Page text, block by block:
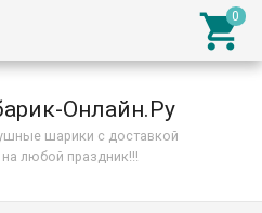

Онлайн.Ру
шарики с доставкой
на любой праздник!!!